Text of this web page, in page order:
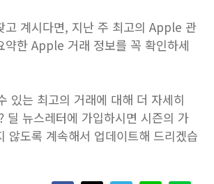
고 계시다면, 지난 주 최고의 Apple 관
약한 Apple 거래 정보를 꼭 확인하세
있는 최고의 거래에 대해 더 자세히
딜 뉴스레터에 가입하시면 시즌의 가
않도록 계속해서 업데이트해 드리겠습